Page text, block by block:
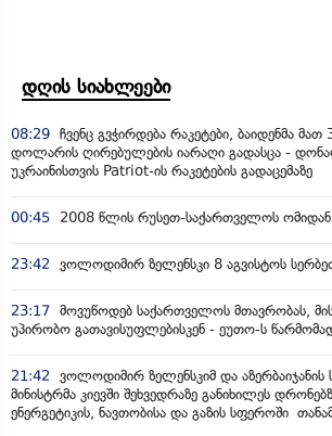
დღის სიახლეები
08:29 ჩვენც გვჭირდება რაკეტები, ბაიდენმა
დოლარის ღირებულების იარაღი გადასცა -
უკრაინისთვის Patriot-ის რაკეტების გადაცემაზე
00:45 2008 წლის რუსეთ-საქართველოს
23:42 ვოლოდიმირ ზელენსკი 8 აგვისტოს
23:17 მოვუწოდებ საქართველოს მთავრობას,
უპირობო გათავისუფლებისკენ - ეუთო-ს
21:42
ვოლოდიმირ ზელენსკიმ და აზერბაიჯანის
მინისტრმა კიევში შეხვედრაზე განიხილეს
ენერგეტიკის, ნავთობისა და გაზის სფეროში